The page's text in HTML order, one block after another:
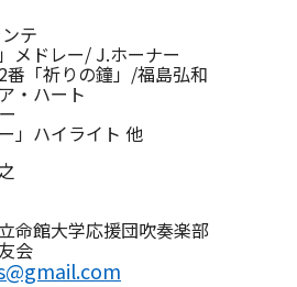
テ
メドレー/ J.ホーナー
番「祈りの鐘」/福島弘和
・ハート
」ハイライト 他
命館大学応援団吹奏楽部
会